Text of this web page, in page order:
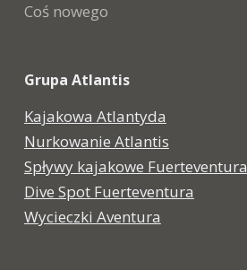
Coś nowego
Grupa Atlantis
Kajakowa Atlantyda
Nurkowanie Atlantis
Spływy kajakowe Fuerteventura
Dive Spot Fuerteventura
Wycieczki Aventura